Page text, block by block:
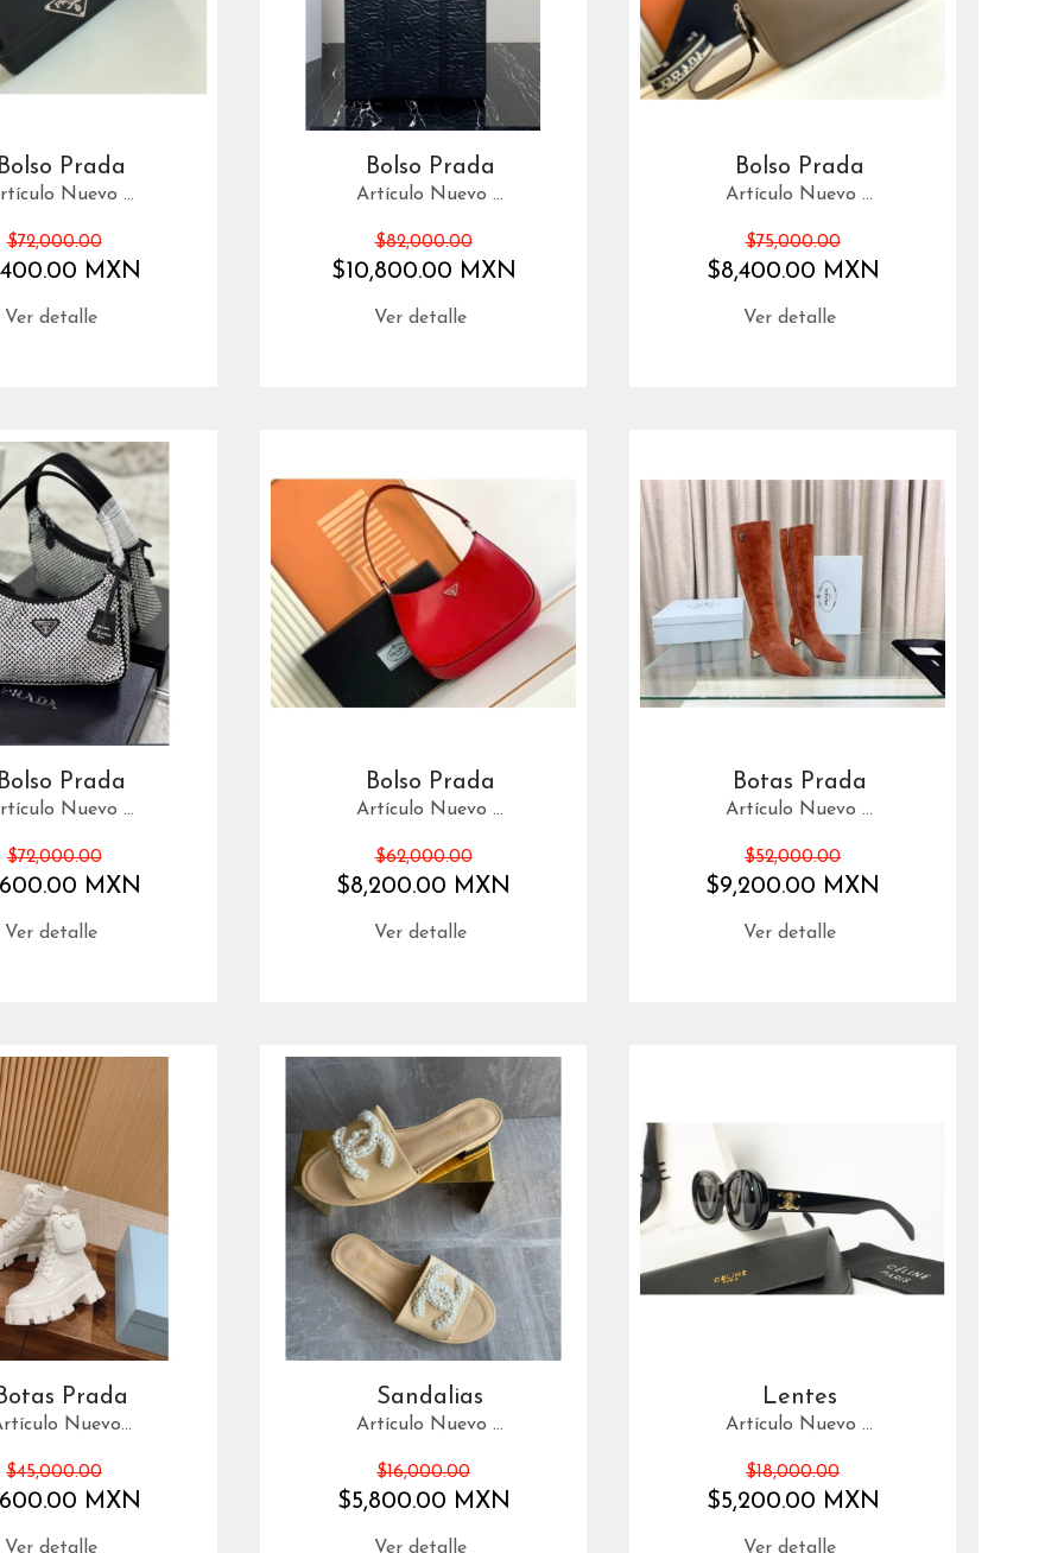
Prada
Nuevo ...
$72,000.00
MXN
Ver detalle
Bolso Prada
Artículo Nuevo ...
$82,000.00
$10,800.00 MXN
Ver detalle
Bolso Prada
Artículo Nuevo ...
$75,000.00
$8,400.00 MXN
Ver detalle
Prada
Nuevo ...
$72,000.00
MXN
Ver detalle
Bolso Prada
Artículo Nuevo ...
$62,000.00
$8,200.00 MXN
Ver detalle
Botas Prada
Artículo Nuevo ...
$52,000.00
$9,200.00 MXN
Ver detalle
Prada
Nuevo...
$45,000.00
MXN
Ver detalle
Sandalias
Artículo Nuevo ...
$16,000.00
$5,800.00 MXN
Ver detalle
Lentes
Artículo Nuevo ...
$18,000.00
$5,200.00 MXN
Ver detalle